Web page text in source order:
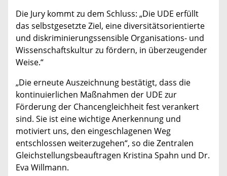
Die Jury kommt zu dem Schluss: „Die UDE erfüllt
das selbstgesetzte Ziel, eine diversitätsorientierte
und diskriminierungssensible Organisations- und
Wissenschaftskultur zu fördern, in überzeugender
Weise.“
„Die erneute Auszeichnung bestätigt, dass die
kontinuierlichen Maßnahmen der UDE zur
Förderung der Chancengleichheit fest verankert
sind. Sie ist eine wichtige Anerkennung und
motiviert uns, den eingeschlagenen Weg
entschlossen weiterzugehen“, so die Zentralen
Gleichstellungsbeauftragen Kristina Spahn und Dr.
Eva Willmann.